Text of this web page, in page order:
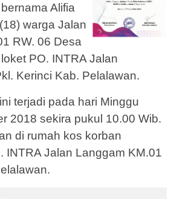
Alifia
warga Jalan
RW. 06 Desa
PO. INTRA Jalan
Kerinci Kab. Pelalawan.
terjadi pada hari Minggu
2018 sekira pukul 10.00 Wib.
di rumah kos korban
INTRA Jalan Langgam KM.01